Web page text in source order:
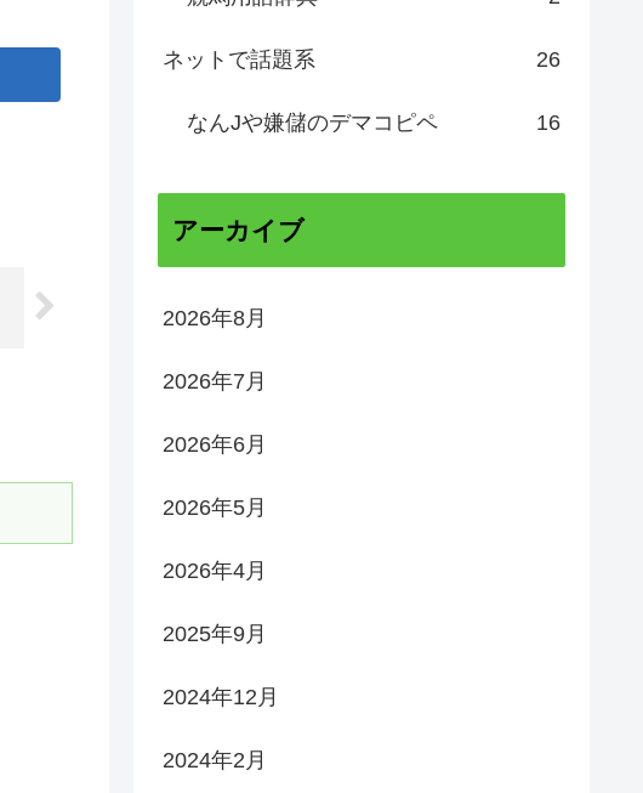
ネットで話題系 26
なんJや嫌儲のデマコピペ 16
アーカイブ
2026年8月
2026年7月
2026年6月
2026年5月
2026年4月
2025年9月
2024年12月
2024年2月